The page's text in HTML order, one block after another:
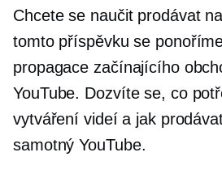
Chcete se naučit prodávat
tomto příspěvku se
propagace začínajícího
YouTube. Dozvíte se, co
vytváření videí a jak
samotný YouTube.